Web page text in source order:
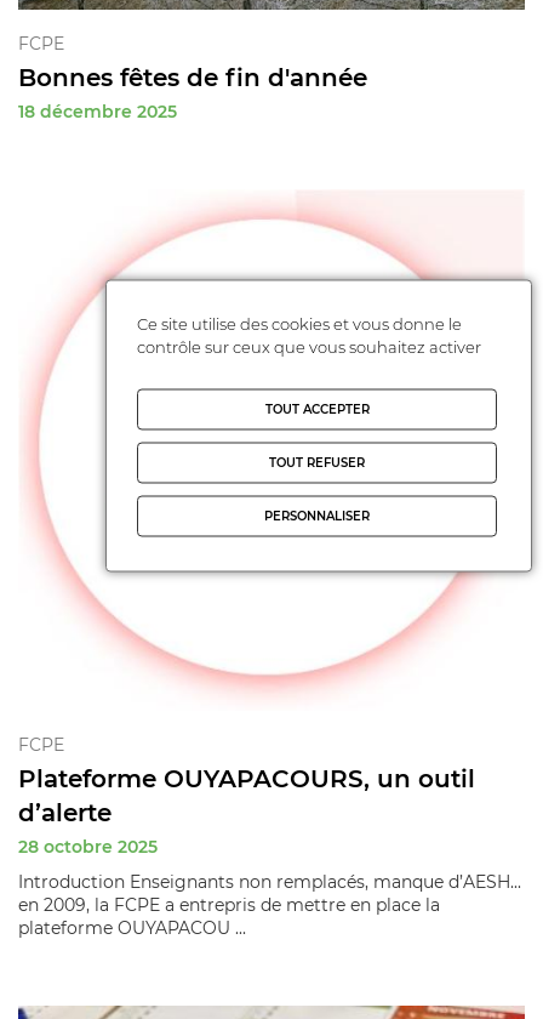
FCPE
Bonnes fêtes de fin d'année
18 décembre 2025
FCPE
Plateforme OUYAPACOURS, un outil
d’alerte
28 octobre 2025
Introduction Enseignants non remplacés, manque d’AESH...
en 2009, la FCPE a entrepris de mettre en place la
plateforme OUYAPACOU ...
Ce site utilise des cookies et vous donne le
contrôle sur ceux que vous souhaitez activer
TOUT ACCEPTER
TOUT REFUSER
PERSONNALISER